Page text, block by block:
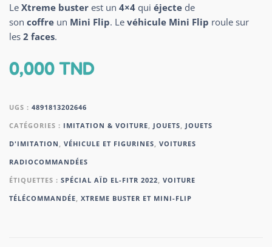
Le Xtreme buster est un 4×4 qui éjecte de
son coffre un Mini Flip. Le véhicule Mini Flip roule sur
les 2 faces.
0,000TND
UGS : 4891813202646
CATÉGORIES : IMITATION & VOITURE JOUETS
JOUETS
D'IMITATION
VÉHICULE ET FIGURINES VOITURES
RADIOCOMMANDÉES
ÉTIQUETTES : SPÉCIAL AÏD EL-FITR 2022 VOITURE
TÉLÉCOMMANDÉE XTREME BUSTER ET MINI-FLIP